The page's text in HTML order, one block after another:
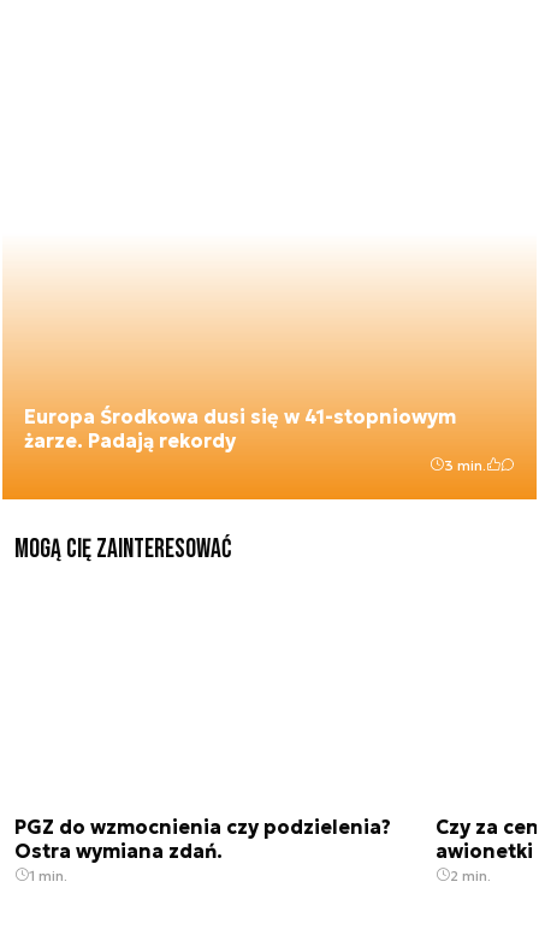
Europa Środkowa dusi się w 41-stopniowym
żarze. Padają rekordy
3 min.
Mogą Cię zainteresować
PGZ do wzmocnienia czy podzielenia?
Ostra wymiana zdań.
1 min.
Czy za
awionetki
2 min.